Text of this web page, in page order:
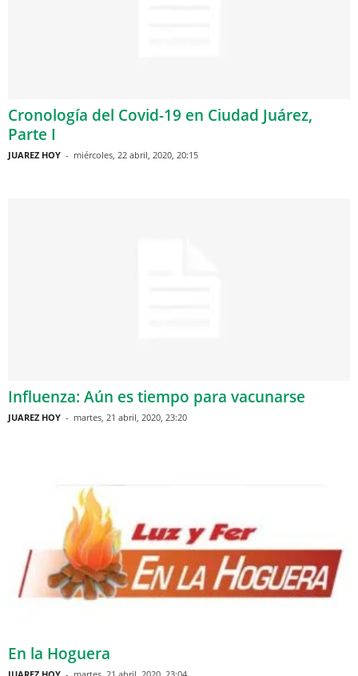
Cronología del Covid-19 en Ciudad Juárez,
Parte I
JUAREZ HOY - miércoles, 22 abril, 2020, 20:15
Influenza: Aún es tiempo para vacunarse
JUAREZ HOY - martes, 21 abril, 2020, 23:20
En la Hoguera